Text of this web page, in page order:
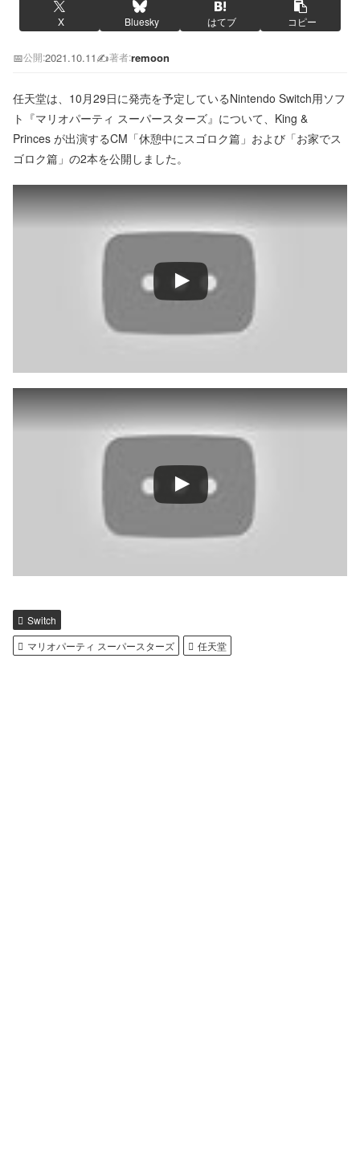
X Bluesky はてブ コピー
📅公開:2021.10.11✍️著者:remoon
任天堂は、10月29日に発売を予定しているNintendo Switch用ソフ
ト『マリオパーティ スーパースターズ』について、King &
Princes が出演するCM「休憩中にスゴロク篇」および「お家でス
ゴロク篇」の2本を公開しました。
Switch
マリオパーティ スーパースターズ
任天堂